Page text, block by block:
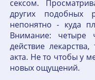
сексом.
других подобных
непонятно - куда
Внимание: четыре
действие
акта. Не то чтобы у
новых ощущений.